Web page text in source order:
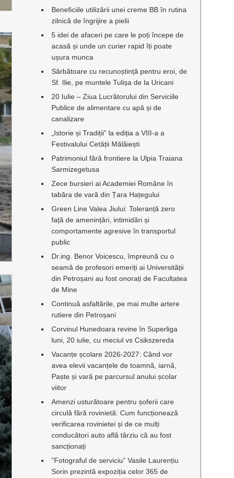
Beneficiile utilizării unei creme BB în rutina
zilnică de îngrijire a pielii
5 idei de afaceri pe care le poți începe de
acasă și unde un curier rapid îți poate
ușura munca
Sărbătoare cu recunoștință pentru eroi, de
Sf. Ilie, pe muntele Tulișa de la Uricani
20 Iulie – Ziua Lucrătorului din Serviciile
Publice de alimentare cu apă și de
canalizare
„Istorie și Tradiții” la ediția a VIII-a a
Festivalului Cetății Mălăiești
Patrimoniul fără frontiere la Ulpia Traiana
Sarmizegetusa
Zece bursieri ai Academiei Române în
tabăra de vară din Țara Hațegului
Green Line Valea Jiului: Toleranță zero
față de amenințări, intimidări și
comportamente agresive în transportul
public
Dr.ing. Benor Voicescu, împreună cu o
seamă de profesori emeriți ai Universității
din Petroșani au fost onorați de Facultatea
de Mine
Continuă asfaltările, pe mai multe artere
rutiere din Petroșani
Corvinul Hunedoara revine în Superliga
luni, 20 iulie, cu meciul vs Csikszereda
Vacanțe școlare 2026-2027: Când vor
avea elevii vacanțele de toamnă, iarnă,
Paște și vară pe parcursul anului școlar
viitor
Amenzi usturătoare pentru șoferii care
circulă fără rovinietă: Cum funcționează
verificarea rovinietei și de ce mulți
conducători auto află târziu că au fost
sancționați
”Fotograful de serviciu” Vasile Laurențiu
Sorin prezintă expoziția celor 365 de